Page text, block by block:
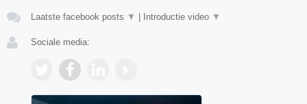
Laatste facebook posts ▼ Introductie video ▼
Sociale media: